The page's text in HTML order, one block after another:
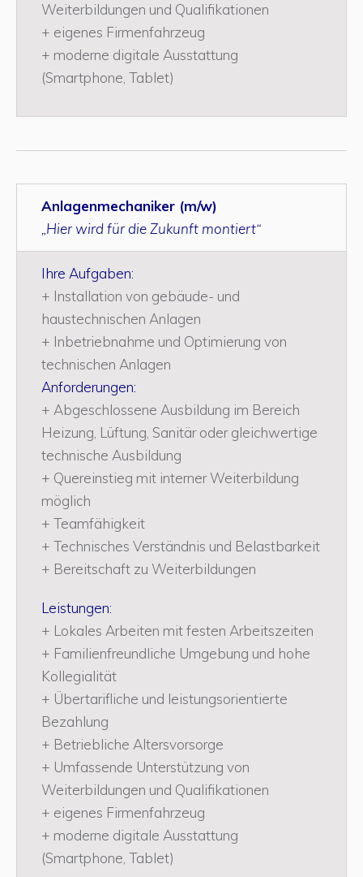
Weiterbildungen und Qualifikationen
+ eigenes Firmenfahrzeug
+ moderne digitale Ausstattung
(Smartphone, Tablet)
Anlagenmechaniker (m/w)
„Hier wird für die Zukunft montiert“
Ihre Aufgaben:
+ Installation von gebäude- und
haustechnischen Anlagen
+ Inbetriebnahme und Optimierung von
technischen Anlagen
Anforderungen:
+ Abgeschlossene Ausbildung im Bereich
Heizung, Lüftung, Sanitär oder gleichwertige
technische Ausbildung
+ Quereinstieg mit interner Weiterbildung
möglich
+ Teamfähigkeit
+ Technisches Verständnis und Belastbarkeit
+ Bereitschaft zu Weiterbildungen
Leistungen:
+ Lokales Arbeiten mit festen Arbeitszeiten
+ Familienfreundliche Umgebung und hohe
Kollegialität
+ Übertarifliche und leistungsorientierte
Bezahlung
+ Betriebliche Altersvorsorge
+ Umfassende Unterstützung von
Weiterbildungen und Qualifikationen
+ eigenes Firmenfahrzeug
+ moderne digitale Ausstattung
(Smartphone, Tablet)